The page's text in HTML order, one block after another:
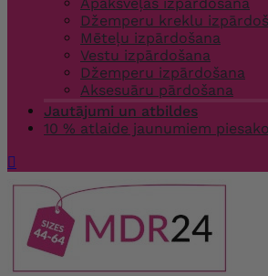
Apakšveļas izpārdošana
Džemperu kreklu
Mēteļu izpārdošana
Vestu izpārdošana
Džemperu izpārdošana
Aksesuāru pārdošana
Jautājumi un atbildes
10 % atlaide jaunumiem
